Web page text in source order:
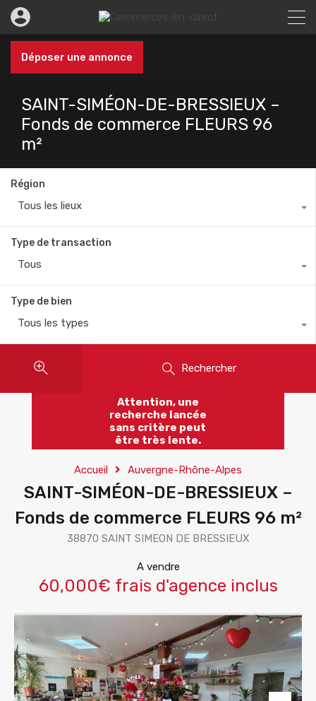
Déposer une annonce
SAINT-SIMÉON-DE-BRESSIEUX –
Fonds de commerce FLEURS 96
m²
Région
Tous les lieux
Type de transaction
Tous
Type de bien
Tous les types
Rechercher
Attention, une
recherche lancée
sans critère peut
être très lente.
Accueil Auvergne-Rhône-Alpes
SAINT-SIMÉON-DE-BRESSIEUX –
Fonds de commerce FLEURS 96 m²
38870 SAINT SIMEON DE BRESSIEUX
A vendre
60,000€ frais d'agence inclus